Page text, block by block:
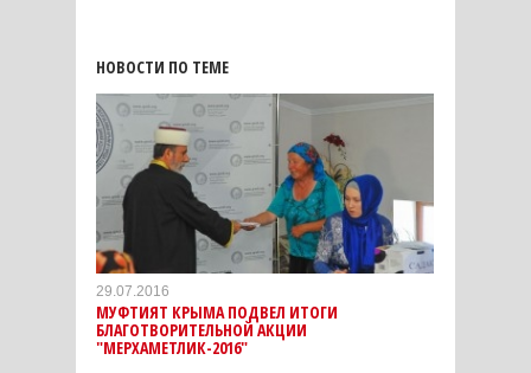
НОВОСТИ ПО ТЕМЕ
29.07.2016
МУФТИЯТ КРЫМА ПОДВЕЛ ИТОГИ
БЛАГОТВОРИТЕЛЬНОЙ АКЦИИ
"МЕРХАМЕТЛИК-2016"